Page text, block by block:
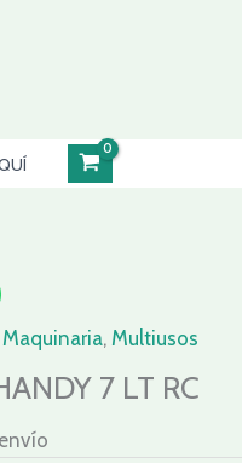
Maquinaria, Multiusos
7 LT RC